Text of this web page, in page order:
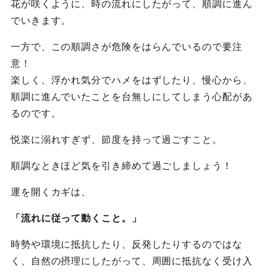
花が咲くように、時の流れにしたがって、順調に進ん
でいきます。
一方で、この順調さが危険をはらんでいるので要注
意！
楽しく、浮かれ気分でハメをはずしたり、慢心から、
順調に進んでいたことを台無しにしてしまう心配があ
るのです。
悦楽に溺れすぎず、節度を持って過ごすこと。
順調なときほど気を引き締めて過ごしましょう！
運を開くカギは、
「流れに従って動くこと。」
時勢や環境に抵抗したり、反発したりするのではな
く、自然の摂理にしたがって、周囲に抵抗なく受け入